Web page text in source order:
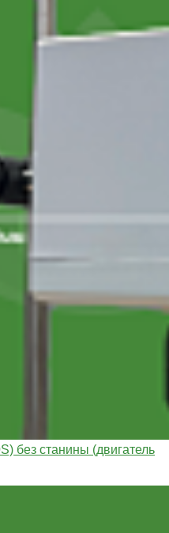
без станины (двигатель